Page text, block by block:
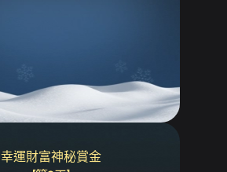
幸運財富神秘賞金